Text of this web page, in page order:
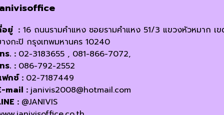
อยู่ : 16 ถนนรามคำแหง ซอยรามคำแหง 51/3 แขวงหัวหมาก เ
งกะปิ กรุงเทพมหานคร 10240
ร. : 02-3183655 , 081-866-7072,
ร. : 086-792-2552
กซ์ : 02-7187449
mail : janivis2008@hotmail.com
: @JANIVIS